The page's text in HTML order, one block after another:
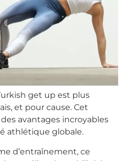
get up est plus
et pour cause. Cet
avantages incroyables
athlétique globale.
d’entraînement, ce